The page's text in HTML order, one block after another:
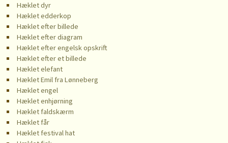
Hæklet dyr
Hæklet edderkop
Hæklet efter billede
Hæklet efter diagram
Hæklet efter engelsk opskrift
Hæklet efter et billede
Hæklet elefant
Hæklet Emil fra Lønneberg
Hæklet engel
Hæklet enhjørning
Hæklet faldskærm
Hæklet får
Hæklet festival hat